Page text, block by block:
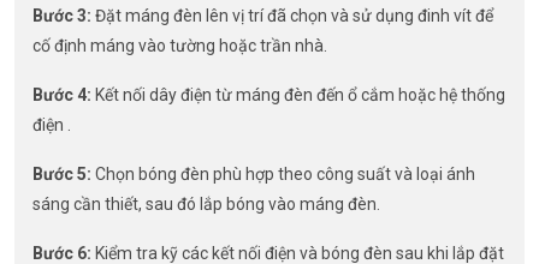
Bước 3: Đặt máng đèn lên vị trí đã chọn và sử dụng đinh vít để
cố định máng vào tường hoặc trần nhà.
Bước 4: Kết nối dây điện từ máng đèn đến ổ cắm hoặc hệ thống
điện .
Bước 5: Chọn bóng đèn phù hợp theo công suất và loại ánh
sáng cần thiết, sau đó lắp bóng vào máng đèn.
Bước 6: Kiểm tra kỹ các kết nối điện và bóng đèn sau khi lắp đặt